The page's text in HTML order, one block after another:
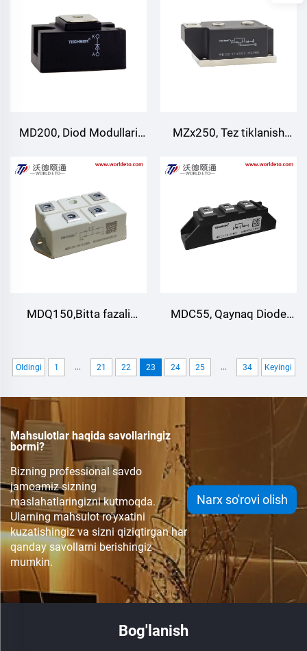
turdagi)),TECHSEM
MD200, Diod Modullari
TECHSEM
MZx250, Tez tiklanish
MDQ150,Bitta fazali
MDC55, Qaynaq Diode
Oldingi 1 ... 21 22 23 24 25 ... 34 Keyingi
Mahsulotlar haqida savollaringiz
bormi?
Bizning professional savdo
jamoamiz sizning
maslahatlaringizni kutmoqda.
Ularning mahsulot ro'yxatini
kuzatishingiz va sizni qiziqtirgan har
qanday savollarni berishingiz
mumkin.
Narx so'rovi olish
Bog'lanish